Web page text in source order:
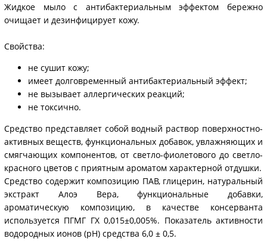
Жидкое мыло с антибактериальным эффектом бережно
очищает и дезинфицирует кожу.
Свойства:
не сушит кожу;
имеет долговременный антибактериальный эффект;
не вызывает аллергических реакций;
не токсично.
Средство представляет собой водный раствор поверхностно-
активных веществ, функциональных добавок, увлажняющих и
смягчающих компонентов, от светло-фиолетового до светло-
красного цветов с приятным ароматом характерной отдушки.
Средство содержит композицию ПАВ, глицерин, натуральный
экстракт Алоэ Вера, функциональные добавки,
ароматическую композицию, в качестве консерванта
используется ПГМГ ГХ 0,015±0,005%. Показатель активности
водородных ионов (рН) средства 6,0 ± 0,5.